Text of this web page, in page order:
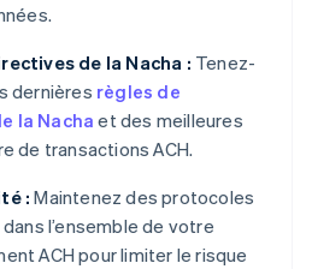
de la Nacha : Tenez-
dernières règles de
la Nacha et des meilleures
de transactions ACH.
: Maintenez des protocoles
l’ensemble de votre
ACH pour limiter le risque